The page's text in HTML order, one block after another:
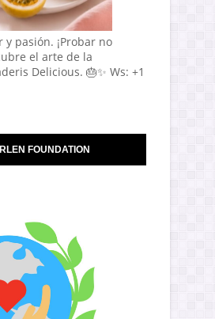
y pasión. ¡Probar no
el arte de la
Delicious. 🎂✨ Ws: +1
FOUNDATION